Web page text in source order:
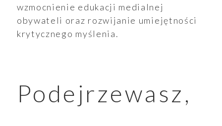
wzmocnienie edukacji medialnej
obywateli oraz rozwijanie umiejętności
krytycznego myślenia.
Podejrzewasz,